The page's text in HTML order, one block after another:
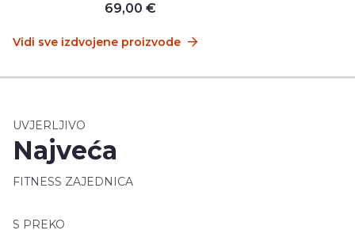
69,00 €
Vidi sve izdvojene proizvode
UVJERLJIVO
Najveća
FITNESS ZAJEDNICA
S PREKO